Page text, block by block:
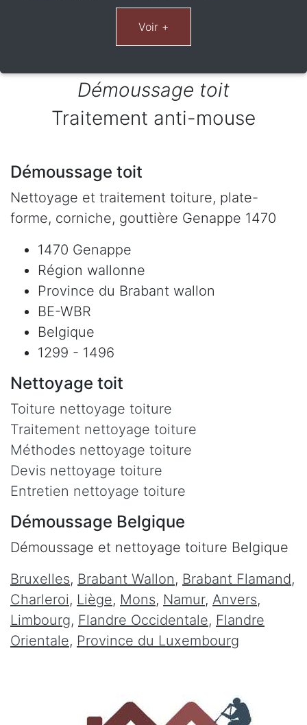
Démoussage toit
Traitement anti-mouse
Démoussage toit
Nettoyage et traitement toiture, plate-
forme, corniche, gouttière Genappe 1470
1470 Genappe
Région wallonne
Province du Brabant wallon
BE-WBR
Belgique
1299 - 1496
Nettoyage toit
Toiture nettoyage toiture
Traitement nettoyage toiture
Méthodes nettoyage toiture
Devis nettoyage toiture
Entretien nettoyage toiture
Démoussage Belgique
Démoussage et nettoyage toiture Belgique
Bruxelles, Brabant Wallon, Brabant Flamand,
Charleroi, Liège, Mons, Namur, Anvers,
Limbourg, Flandre Occidentale, Flandre
Orientale, Province du Luxembourg